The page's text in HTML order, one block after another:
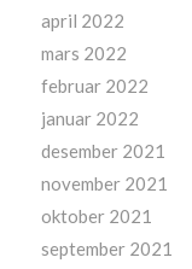
april 2022
mars 2022
februar 2022
januar 2022
desember 2021
november 2021
oktober 2021
september 2021